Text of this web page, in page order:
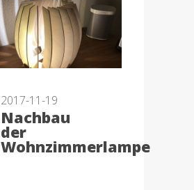
2017-11-19
Nachbau
der
Wohnzimmerlampe